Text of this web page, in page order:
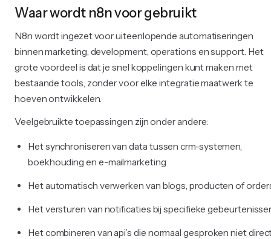
Waar wordt n8n voor gebruikt
N8n wordt ingezet voor uiteenlopende automatiseringen
binnen marketing, development, operations en support. Het
grote voordeel is dat je snel koppelingen kunt maken met
bestaande tools, zonder voor elke integratie maatwerk te
hoeven ontwikkelen.
Veelgebruikte toepassingen zijn onder andere:
Het synchroniseren van data tussen crm-systemen,
boekhouding en e-mailmarketing
Het automatisch verwerken van blogs, producten of
Het versturen van notificaties bij specifieke
Het combineren van api’s die normaal gesproken niet